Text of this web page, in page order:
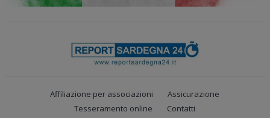
Affiliazione per associazioni
Assicurazione
Tesseramento online
Contatti